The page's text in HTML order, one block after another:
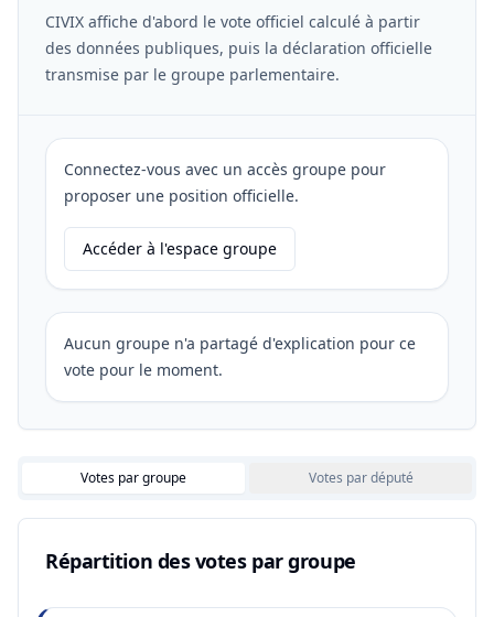
CIVIX affiche d'abord le vote officiel calculé à partir
des données publiques, puis la déclaration officielle
transmise par le groupe parlementaire.
Connectez-vous avec un accès groupe pour
proposer une position officielle.
Accéder à l'espace groupe
Aucun groupe n'a partagé d'explication pour ce
vote pour le moment.
Votes par groupe Votes par député
Répartition des votes par groupe